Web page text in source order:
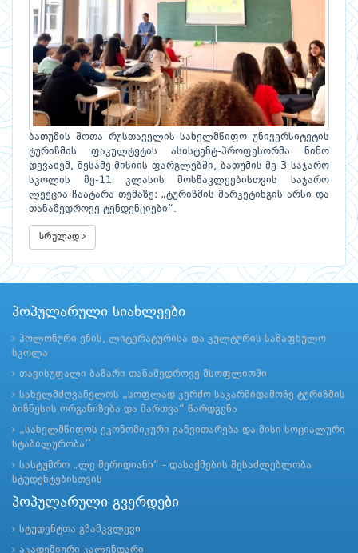
ბათუმის შოთა რუსთაველის სახელმწიფო უნივერსიტეტის
ტურიზმის ფაკულტეტის ასისტენტ-პროფესორმა ნინო
დევაძემ, მესამე მისიის ფარგლებში, ბათუმის მე-3 საჯარო
სკოლის მე-11 კლასის მოსწავლეებისთვის საჯარო
ლექცია ჩაატარა თემაზე: „ტურიზმის მარკეტინგის არსი და
თანამედროვე ტენდენციები“.
სრულად
პოპულარული სიახლეები
პოლონური ენის, ლიტერატურისა და კულტურის საზაფხულო
სკოლა
თავისუფალი ბაზარი თანამედროვე მსოფლიოში
სახელმძღვანელოს „სოფლად კერძო საკარმიდამოზე ტურიზმის
ბიზნესის ორგანიზება და მართვა“ წარდგენა
„სახელმწიფოს ეკონომიკური განვითარება და მისი სოციალური
სტაბილურობა’’
სასტუმრო „ლე მერიდიანი“ - დასაქმების შესაძლებლობა
სტუდენტებისთვის
პოპულარული გვერდები
სტუდენტთა გზამკვლევი
აკადემიური კალენდარი